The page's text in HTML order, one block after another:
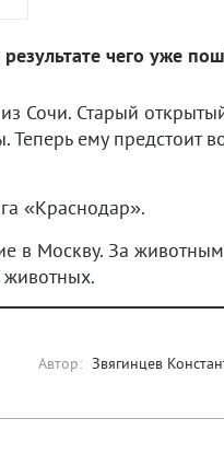
чего уже
Сочи. Старый
ему предстоит
«Краснодар».
в Москву. За
Автор: Звягинцев